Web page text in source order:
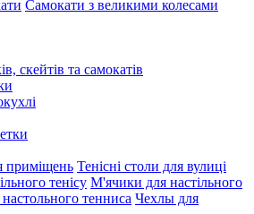
Самокати з великими колесами
скейтів та самокатів
приміщень Тенісні столи для вулиці
тенісу М'ячики для настільного
тенниса Чехлы для